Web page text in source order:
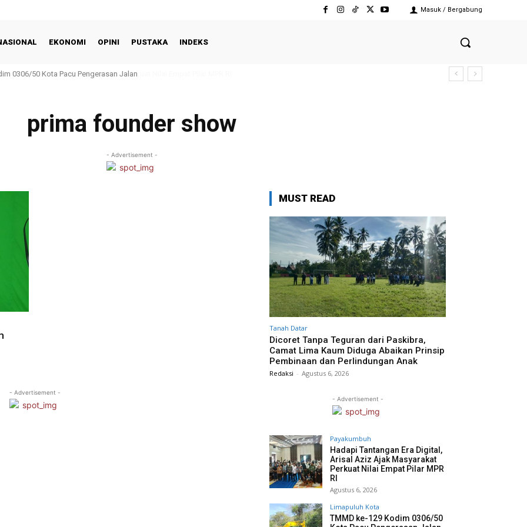
Masuk / Bergabung
EKONOMI OPINI PUSTAKA INDEKS
0306/50 Kota Pacu Pengerasan Jalan
prima founder show
- Advertisement -
- Advertisement -
MUST READ
Tanah Datar
Dicoret Tanpa Teguran dari Paskibra,
Camat Lima Kaum Diduga Abaikan Prinsip
Pembinaan dan Perlindungan Anak
Redaksi - Agustus 6, 2026
- Advertisement -
Payakumbuh
Hadapi Tantangan Era Digital,
Arisal Aziz Ajak Masyarakat
Perkuat Nilai Empat Pilar MPR
RI
Agustus 6, 2026
Limapuluh Kota
TMMD ke-129 Kodim 0306/50